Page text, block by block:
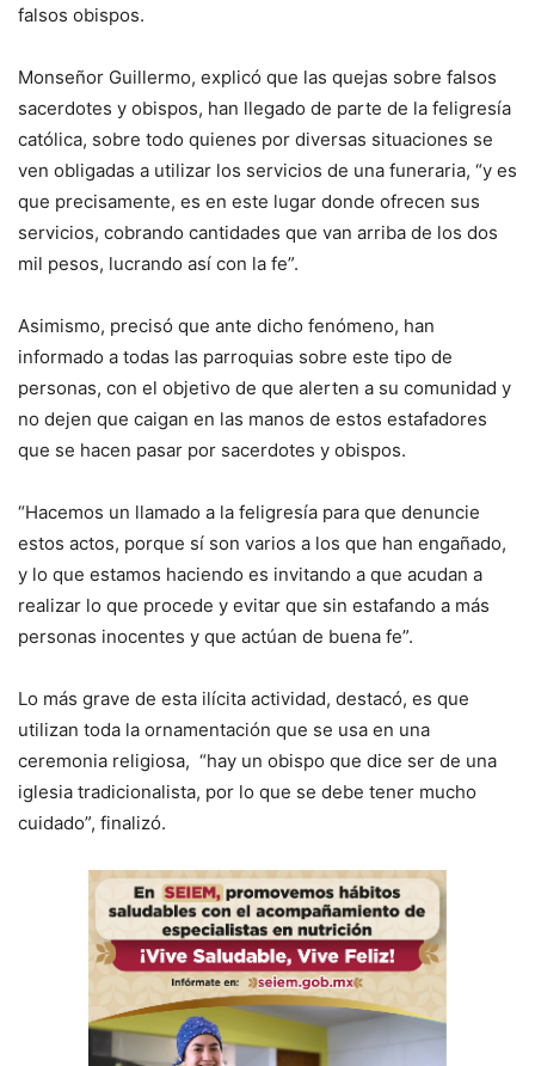
falsos obispos.
Monseñor Guillermo, explicó que las quejas sobre falsos
sacerdotes y obispos, han llegado de parte de la feligresía
católica, sobre todo quienes por diversas situaciones se
ven obligadas a utilizar los servicios de una funeraria, “y es
que precisamente, es en este lugar donde ofrecen sus
servicios, cobrando cantidades que van arriba de los dos
mil pesos, lucrando así con la fe”.
Asimismo, precisó que ante dicho fenómeno, han
informado a todas las parroquias sobre este tipo de
personas, con el objetivo de que alerten a su comunidad y
no dejen que caigan en las manos de estos estafadores
que se hacen pasar por sacerdotes y obispos.
“Hacemos un llamado a la feligresía para que denuncie
estos actos, porque sí son varios a los que han engañado,
y lo que estamos haciendo es invitando a que acudan a
realizar lo que procede y evitar que sin estafando a más
personas inocentes y que actúan de buena fe”.
Lo más grave de esta ilícita actividad, destacó, es que
utilizan toda la ornamentación que se usa en una
ceremonia religiosa, “hay un obispo que dice ser de una
iglesia tradicionalista, por lo que se debe tener mucho
cuidado”, finalizó.